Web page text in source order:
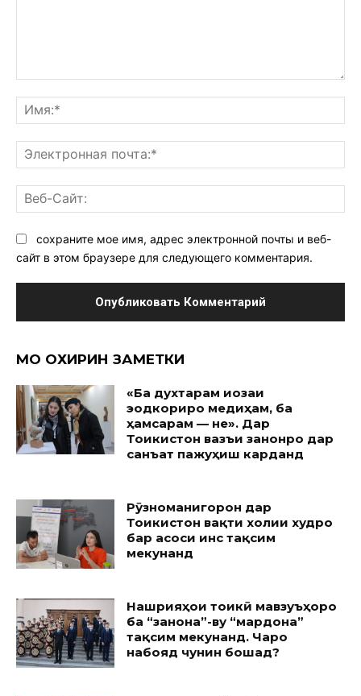
сохраните мое имя, адрес электронной почты и веб-
сайт в этом браузере для следующего комментария.
МО ОХИРИН ЗАМЕТКИ
«Ба духтарам иҷозаи
эҷодкориро медиҳам, ба
ҳамсарам — не». Дар
Тоҷикистон вазъи занонро дар
санъат пажуҳиш карданд
Рӯзноманигорон дар
Тоҷикистон вақти холии худро
бар асоси ҷинс тақсим
мекунанд
Нашрияҳои тоҷикӣ мавзуъҳоро
ба “занона”-ву “мардона”
тақсим мекунанд. Чаро
набояд чунин бошад?